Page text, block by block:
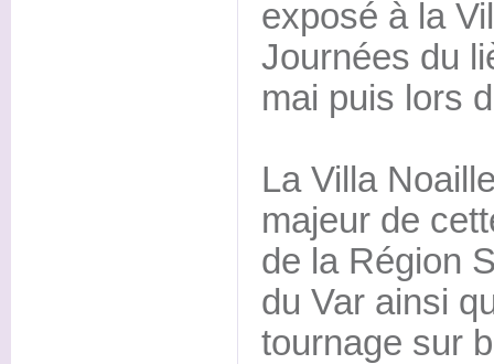
exposé à la
Journées du
mai puis lors
La Villa
majeur de
de la Région
du Var ainsi
tournage sur